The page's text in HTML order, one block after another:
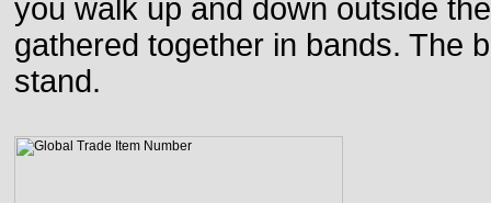
you walk up and down outside
gathered together in bands. The
stand.